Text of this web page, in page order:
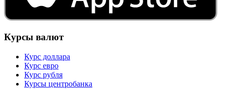
Курсы валют
Курс доллара
Курс евро
Курс рубля
Курсы центробанка